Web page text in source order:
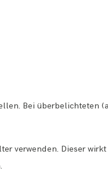
Bei überbelichteten
verwenden. Dieser